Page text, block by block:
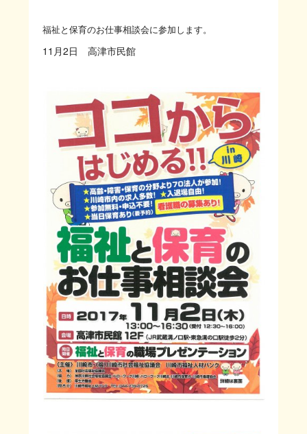
福祉と保育のお仕事相談会に参加します。
11月2日 高津市民館